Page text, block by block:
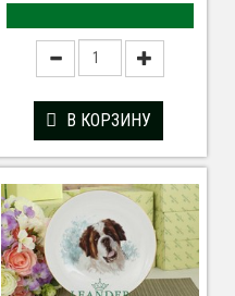
В КОРЗИНУ